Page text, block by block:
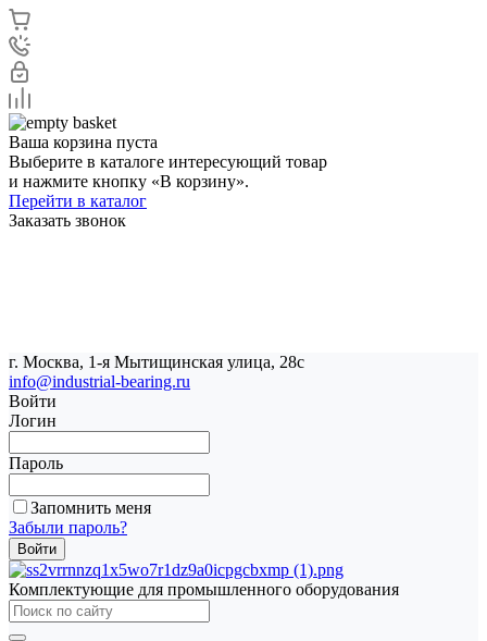
Ваша корзина пуста
Выберите в каталоге интересующий товар
и нажмите кнопку «В корзину».
Перейти в каталог
Заказать звонок
г. Москва, 1-я Мытищинская улица, 28с
info@industrial-bearing.ru
Войти
Логин
Пароль
Запомнить меня
Забыли пароль?
Комплектующие для промышленного оборудования